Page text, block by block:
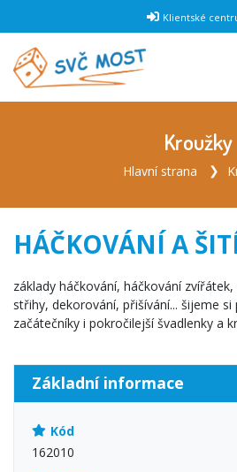
Klientské
Kroužky
Hlavní strana
HÁČKOVÁNÍ A
základy háčkování, háčkování
střihy, dekorování, přišívání... šijeme
začátečníky i pokročilejší švadlenky a
Základní informace
Kód
162010